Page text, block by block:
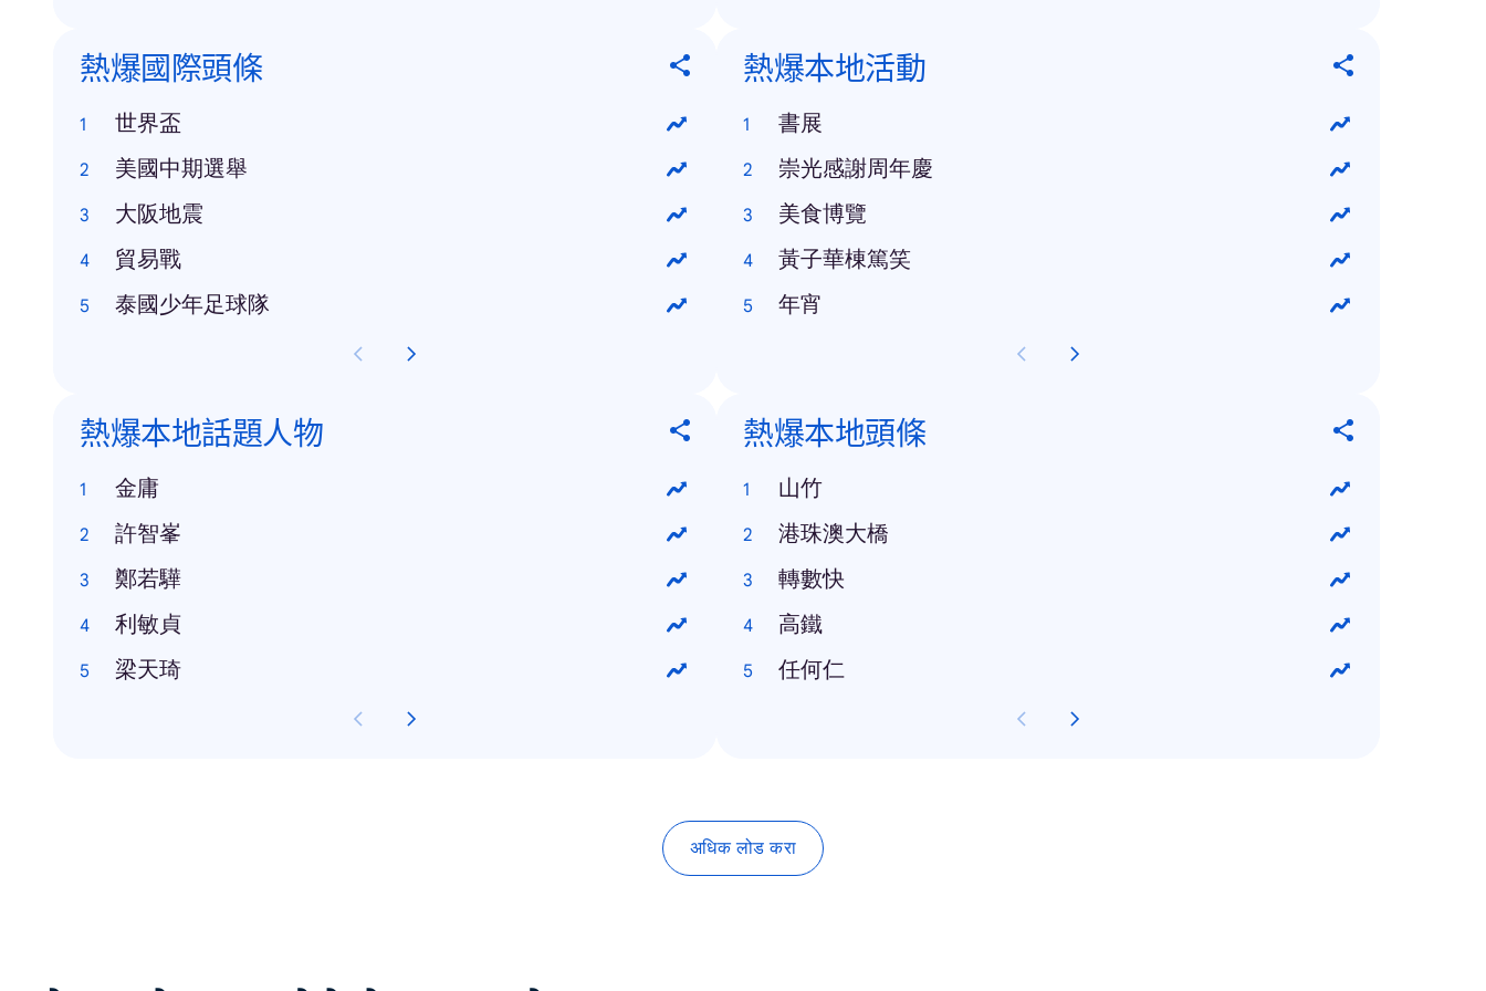
熱爆國際頭條
世界盃
美國中期選舉
大阪地震
貿易戰
泰國少年足球隊
熱爆本地活動
書展
崇光感謝周年慶
美食博覽
黃子華棟篤笑
年宵
熱爆本地話題人物
金庸
許智峯
鄭若驊
利敏貞
梁天琦
熱爆本地頭條
山竹
港珠澳大橋
轉數快
高鐵
任何仁
अधिक लोड करा